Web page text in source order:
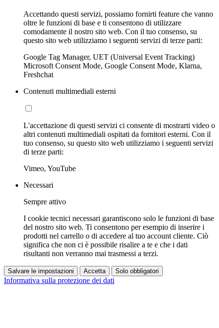
Accettando questi servizi, possiamo fornirti feature che vanno
oltre le funzioni di base e ti consentono di utilizzare
comodamente il nostro sito web. Con il tuo consenso, su
questo sito web utilizziamo i seguenti servizi di terze parti:
Google Tag Manager, UET (Universal Event Tracking)
Microsoft Consent Mode, Google Consent Mode, Klarna,
Freshchat
Contenuti multimediali esterni
L'accettazione di questi servizi ci consente di mostrarti video o
altri contenuti multimediali ospitati da fornitori esterni. Con il
tuo consenso, su questo sito web utilizziamo i seguenti servizi
di terze parti:
Vimeo, YouTube
Necessari
Sempre attivo
I cookie tecnici necessari garantiscono solo le funzioni di base
del nostro sito web. Ti consentono per esempio di inserire i
prodotti nel carrello o di accedere al tuo account cliente. Ciò
significa che non ci è possibile risalire a te e che i dati
risultanti non verranno mai trasmessi a terzi.
Salvare le impostazioni Accetta Solo obbligatori
Informativa sulla protezione dei dati